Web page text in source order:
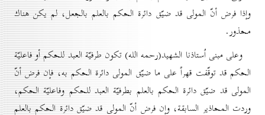
وإذا فرض أنّ المولى قد ضيّق دائرة الحكم بالعلم بالجعل، لم يكن هناك
محذور.
وعلى مبنى اُستاذنا الشهيد(رحمه الله) تكون طرفيّة العبد للحكم أو فاعليّة
الحكم قد توقّفت قهراً على ما ضيّق المولى دائرة الحكم به، فإن فرض أنّ
المولى قد ضيّق دائرة الحكم بالعلم بطرفيّة العبد للحكم وفاعليّة الحكم،
وردت المحاذير السابقة، وإن فرض أنّ المولى قد ضيّق دائرة الحكم بالعلم